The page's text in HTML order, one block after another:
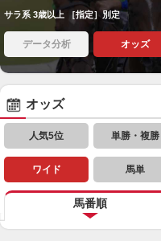
サラ系 3歳以上 ［指定］別定
データ分析 オッズ
オッズ
人気5位 単勝・複勝
ワイド 馬単
馬番順